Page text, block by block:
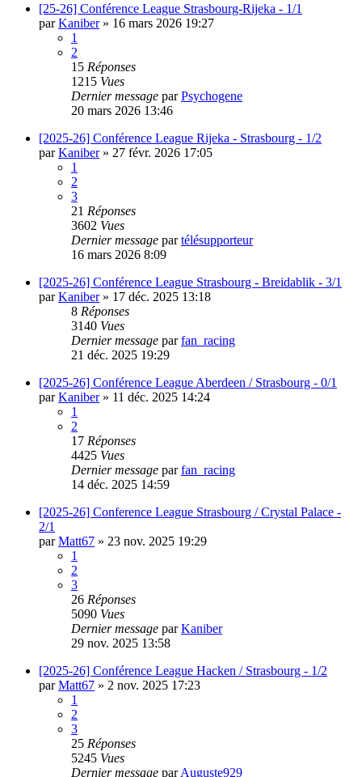
[25-26] Conférence League Strasbourg-Rijeka - 1/1
parKaniber» 16 mars 2026 19:27
1
2
15 Réponses
1215 Vues
Dernier message parPsychogene
20 mars 2026 13:46
[2025-26] Conférence League Rijeka - Strasbourg - 1/2
parKaniber» 27 févr. 2026 17:05
1
2
3
21 Réponses
3602 Vues
Dernier message partélésupporteur
16 mars 2026 8:09
[2025-26] Conférence League Strasbourg - Breidablik - 3/1
parKaniber» 17 déc. 2025 13:18
8 Réponses
3140 Vues
Dernier message parfan_racing
21 déc. 2025 19:29
[2025-26] Conférence League Aberdeen / Strasbourg - 0/1
parKaniber» 11 déc. 2025 14:24
1
2
17 Réponses
4425 Vues
Dernier message parfan_racing
14 déc. 2025 14:59
[2025-26] Conference League Strasbourg / Crystal Palace -
2/1
parMatt67 » 23 nov. 2025 19:29
1
2
3
26 Réponses
5090 Vues
Dernier message parKaniber
29 nov. 2025 13:58
[2025-26] Conférence League Hacken / Strasbourg - 1/2
parMatt67 » 2 nov. 2025 17:23
1
2
3
25 Réponses
5245 Vues
Dernier message parAuguste929